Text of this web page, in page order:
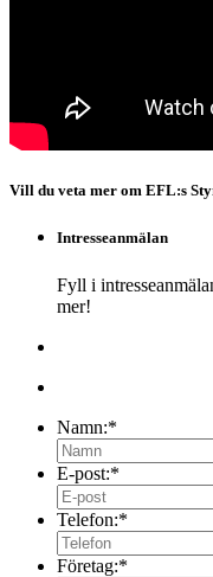
Vill du veta mer om EFL:s
Intresseanmälan
Fyll i
mer!
Namn:*
E-post:*
Telefon:*
Företag:*